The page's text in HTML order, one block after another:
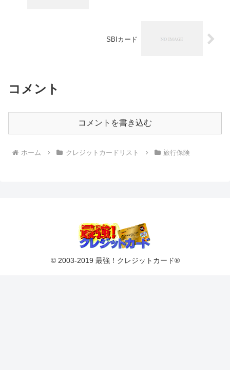
SBIカード
コメント
コメントを書き込む
ホーム クレジットカードリスト 旅行保険
© 2003-2019 最強！クレジットカード®